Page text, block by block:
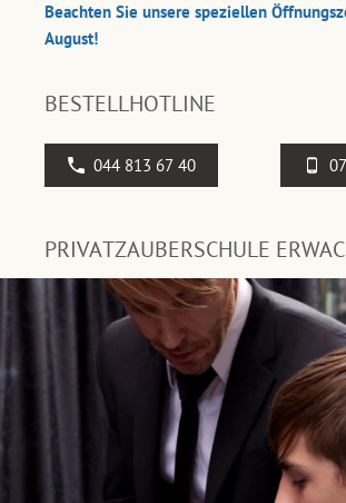
Beachten Sie unsere speziellen
August!
BESTELLHOTLINE
044 813 67 40
PRIVATZAUBERSCHULE